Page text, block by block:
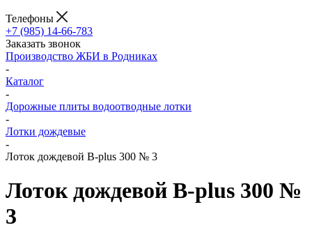
Телефоны
+7 (985) 14-66-783
Заказать звонок
Производство ЖБИ в Родниках
-
Каталог
-
Дорожные плиты водоотводные лотки
-
Лотки дождевые
-
Лоток дождевой B-plus 300 № 3
Лоток дождевой B-plus 300 №
3